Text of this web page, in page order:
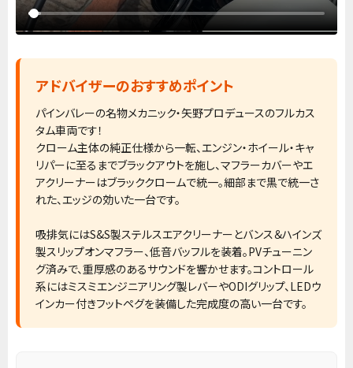
アドバイザーのおすすめポイント
パインバレーの名物メカニック・矢野プロデュースのフルカス
タム車両です！
クローム主体の純正仕様から一転、エンジン・ホイール・キャ
リパーに至るまでブラックアウトを施し、マフラーカバーやエ
アクリーナーはブラッククロームで統一。細部まで黒で統一さ
れた、エッジの効いた一台です。
吸排気にはS&S製ステルスエアクリーナーとバンス＆ハインズ
製スリップオンマフラー、低音バッフルを装着。PVチューニン
グ済みで、重厚感のあるサウンドを響かせます。コントロール
系にはミスミエンジニアリング製レバーやODIグリップ、LEDウ
インカー付きフットペグを装備した完成度の高い一台です。